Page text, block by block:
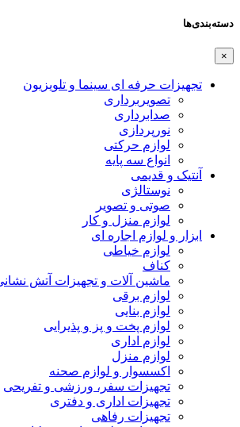
دسته‌بندی‌ها
×
تجهیزات حرفه ای سینما و تلویزیون
تصویربرداری
صدابرداری
نورپردازی
لوازم حرکتی
انواع سه پایه
آنتیک و قدیمی
نوستالژی
صوتی و تصویر
لوازم منزل و کار
ابزار و لوازم اجاره ای
لوازم خیاطی
کناف
ماشین آلات و تجهیزات آتش نشانی
لوازم برقی
لوازم بنایی
لوازم پخت و پز و پذیرایی
لوازم اداری
لوازم منزل
اکسسوار و لوازم صحنه
تجهیزات سفر، ورزشی و تفریحی
تجهیزات اداری و دفتری
تجهیزات رفاهی